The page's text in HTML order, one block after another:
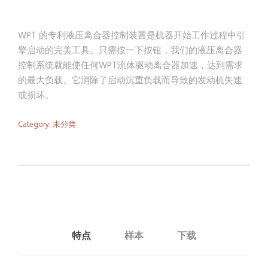
WPT 的专利液压离合器控制装置是机器开始工作过程中引
擎启动的完美工具。只需按一下按钮，我们的液压离合器
控制系统就能使任何WPT流体驱动离合器加速，达到需求
的最大负载。它消除了启动沉重负载而导致的发动机失速
或损坏。
Category:未分类
特点 样本 下载